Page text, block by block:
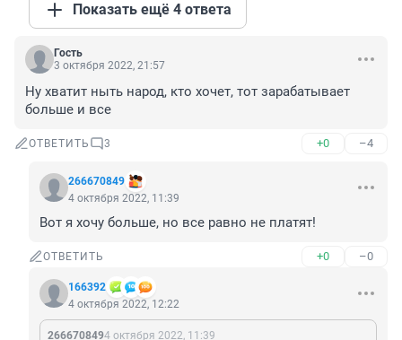
Показать ещё 4 ответа
Гость
3 октября 2022, 21:57
Ну хватит ныть народ, кто хочет, тот зарабатывает
больше и все
ОТВЕТИТЬ 3 +0 –4
266670849
4 октября 2022, 11:39
Вот я хочу больше, но все равно не платят!
ОТВЕТИТЬ +0 –0
166392
4 октября 2022, 12:22
2666708494 октября 2022, 11:39